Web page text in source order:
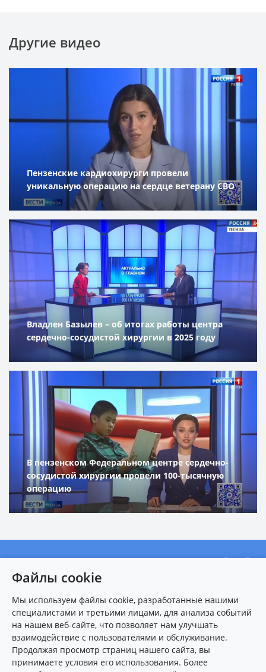
Другие видео
Пензенские кардиохирурги провели
уникальную операцию на сердце ветерану СВО
Владлен Базылев – об итогах работы центра
сердечно-сосудистой хирургии в 2025 году
В пензенском Федеральном центре сердечно-
сосудистой хирургии провели 100-тысячную
операцию
О центре
Новости
Пациентам
Карта сайта
Контакты
Файлы cookie
Мы используем файлы cookie, разработанные нашими
специалистами и третьими лицами, для анализа событий
на нашем веб-сайте, что позволяет нам улучшать
взаимодействие с пользователями и обслуживание.
Продолжая просмотр страниц нашего сайта, вы
принимаете условия его использования. Более